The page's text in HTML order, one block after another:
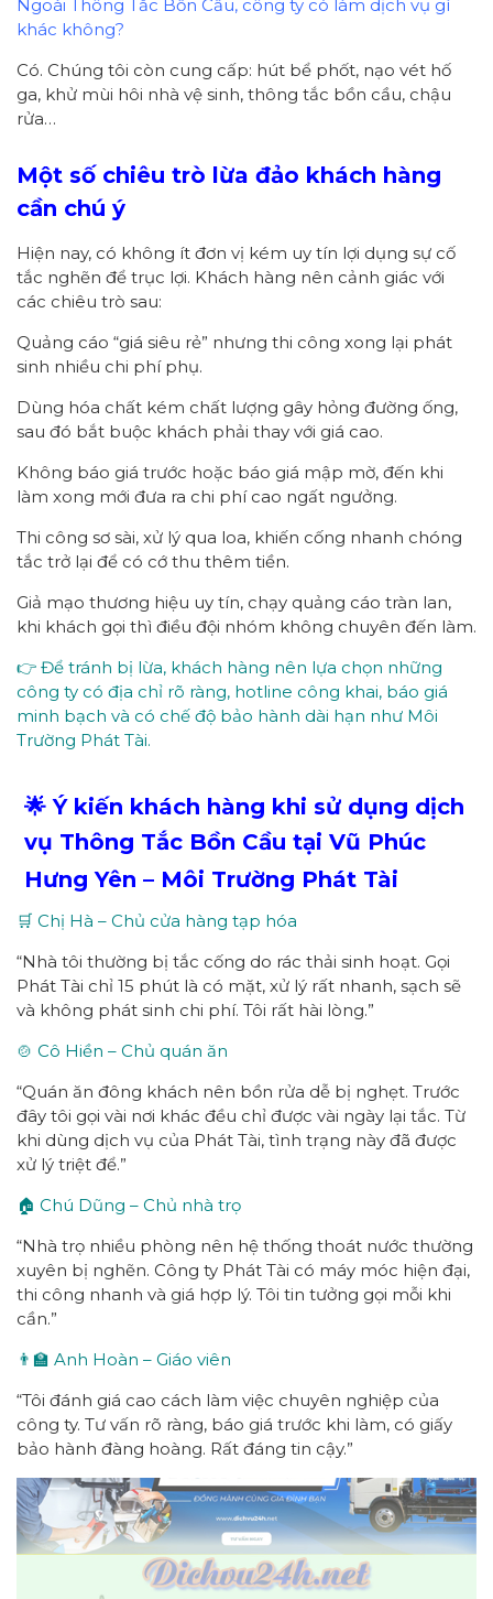
Ngoài Thông Tắc Bồn Cầu, công ty có làm dịch vụ gì
khác không?
Có. Chúng tôi còn cung cấp: hút bể phốt, nạo vét hố
ga, khử mùi hôi nhà vệ sinh, thông tắc bồn cầu, chậu
rửa…
Một số chiêu trò lừa đảo khách hàng
cần chú ý
Hiện nay, có không ít đơn vị kém uy tín lợi dụng sự cố
tắc nghẽn để trục lợi. Khách hàng nên cảnh giác với
các chiêu trò sau:
Quảng cáo “giá siêu rẻ” nhưng thi công xong lại phát
sinh nhiều chi phí phụ.
Dùng hóa chất kém chất lượng gây hỏng đường ống,
sau đó bắt buộc khách phải thay với giá cao.
Không báo giá trước hoặc báo giá mập mờ, đến khi
làm xong mới đưa ra chi phí cao ngất ngưởng.
Thi công sơ sài, xử lý qua loa, khiến cống nhanh chóng
tắc trở lại để có cớ thu thêm tiền.
Giả mạo thương hiệu uy tín, chạy quảng cáo tràn lan,
khi khách gọi thì điều đội nhóm không chuyên đến làm.
👉 Để tránh bị lừa, khách hàng nên lựa chọn những
công ty có địa chỉ rõ ràng, hotline công khai, báo giá
minh bạch và có chế độ bảo hành dài hạn như Môi
Trường Phát Tài.
🌟 Ý kiến khách hàng khi sử dụng dịch
vụ Thông Tắc Bồn Cầu tại Vũ Phúc
Hưng Yên – Môi Trường Phát Tài
🛒 Chị Hà – Chủ cửa hàng tạp hóa
“Nhà tôi thường bị tắc cống do rác thải sinh hoạt. Gọi
Phát Tài chỉ 15 phút là có mặt, xử lý rất nhanh, sạch sẽ
và không phát sinh chi phí. Tôi rất hài lòng.”
🍲 Cô Hiền – Chủ quán ăn
“Quán ăn đông khách nên bồn rửa dễ bị nghẹt. Trước
đây tôi gọi vài nơi khác đều chỉ được vài ngày lại tắc. Từ
khi dùng dịch vụ của Phát Tài, tình trạng này đã được
xử lý triệt để.”
🏠 Chú Dũng – Chủ nhà trọ
“Nhà trọ nhiều phòng nên hệ thống thoát nước thường
xuyên bị nghẽn. Công ty Phát Tài có máy móc hiện đại,
thi công nhanh và giá hợp lý. Tôi tin tưởng gọi mỗi khi
cần.”
👨‍🏫 Anh Hoàn – Giáo viên
“Tôi đánh giá cao cách làm việc chuyên nghiệp của
công ty. Tư vấn rõ ràng, báo giá trước khi làm, có giấy
bảo hành đàng hoàng. Rất đáng tin cậy.”